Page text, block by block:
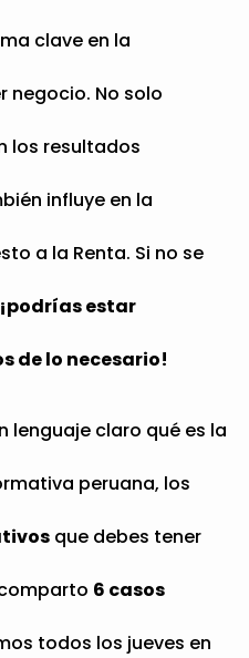
clave en la
negocio. No solo
los resultados
influye en la
a la Renta. Si no se
¡podrías estar
de lo necesario!
lenguaje claro qué es la
peruana, los
que debes tener
6 casos
todos los jueves en